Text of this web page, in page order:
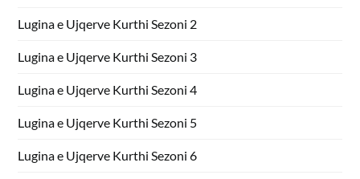
Lugina e Ujqerve Kurthi Sezoni 2
Lugina e Ujqerve Kurthi Sezoni 3
Lugina e Ujqerve Kurthi Sezoni 4
Lugina e Ujqerve Kurthi Sezoni 5
Lugina e Ujqerve Kurthi Sezoni 6